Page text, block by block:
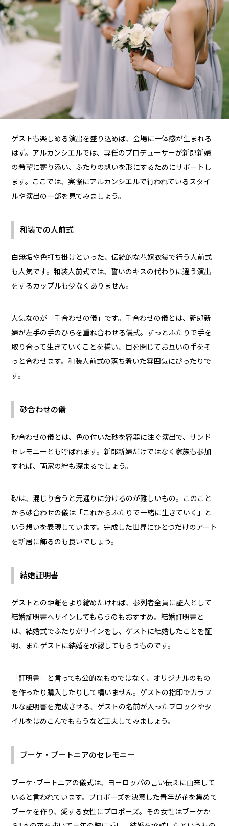
ゲストも楽しめる演出を盛り込めば、会場に一体感が生まれる
はず。アルカンシエルでは、専任のプロデューサーが新郎新婦
の希望に寄り添い、ふたりの想いを形にするためにサポートし
ます。ここでは、実際にアルカンシエルで行われているスタイ
ルや演出の一部を見てみましょう。
和装での人前式
白無垢や色打ち掛けといった、伝統的な花嫁衣裳で行う人前式
も人気です。和装人前式では、誓いのキスの代わりに違う演出
をするカップルも少なくありません。
人気なのが「手合わせの儀」です。手合わせの儀とは、新郎新
婦が左手の手のひらを重ね合わせる儀式。ずっとふたりで手を
取り合って生きていくことを誓い、目を閉じてお互いの手をそ
っと合わせます。和装人前式の落ち着いた雰囲気にぴったりで
す。
砂合わせの儀
砂合わせの儀とは、色の付いた砂を容器に注ぐ演出で、サンド
セレモニーとも呼ばれます。新郎新婦だけではなく家族も参加
すれば、両家の絆も深まるでしょう。
砂は、混じり合うと元通りに分けるのが難しいもの。このこと
から砂合わせの儀は「これからふたりで一緒に生きていく」と
いう想いを表現しています。完成した世界にひとつだけのアート
を新居に飾るのも良いでしょう。
結婚証明書
ゲストとの距離をより縮めたければ、参列者全員に証人として
結婚証明書へサインしてもらうのもおすすめ。結婚証明書と
は、結婚式でふたりがサインをし、ゲストに結婚したことを証
明、またゲストに結婚を承認してもらうものです。
「証明書」と言っても公的なものではなく、オリジナルのもの
を作ったり購入したりして構いません。ゲストの指印でカラフ
ルな証明書を完成させる、ゲストの名前が入ったブロックやタ
イルをはめこんでもらうなど工夫してみましょう。
ブーケ・ブートニアのセレモニー
ブーケ･ブートニアの儀式は、ヨーロッパの言い伝えに由来して
いると言われています。プロポーズを決意した青年が花を集めて
ブーケを作り、愛する女性にプロポーズ。その女性はブーケか